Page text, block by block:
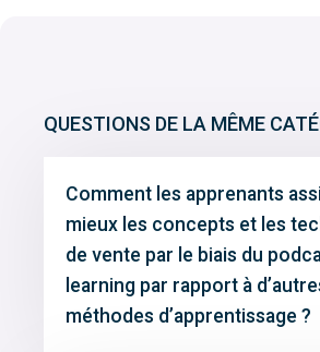
QUESTIONS DE LA MÊME
Comment les apprenants
mieux les concepts et les
de vente par le biais du
learning par rapport à
méthodes d’apprentissage ?